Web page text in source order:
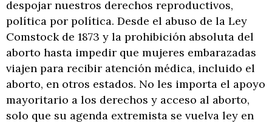
despojar nuestros derechos reproductivos,
política por política. Desde el abuso de la Ley
Comstock de 1873 y la prohibición absoluta del
aborto hasta impedir que mujeres embarazadas
viajen para recibir atención médica, incluido el
aborto, en otros estados. No les importa el apoyo
mayoritario a los derechos y acceso al aborto,
solo que su agenda extremista se vuelva ley en